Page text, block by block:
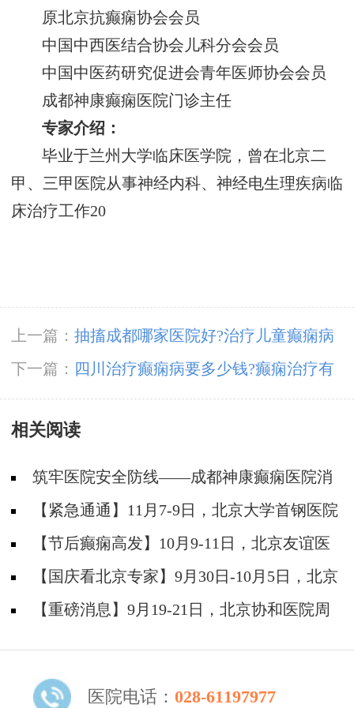
原北京抗癫痫协会会员
中国中西医结合协会儿科分会会员
中国中医药研究促进会青年医师协会会员
成都神康癫痫医院门诊主任
专家介绍：
毕业于兰州大学临床医学院，曾在北京二
甲、三甲医院从事神经内科、神经电生理疾病临
床治疗工作20
上一篇： 抽搐成都哪家医院好?治疗儿童癫痫病
的哪些药物好?
下一篇： 四川治疗癫痫病要多少钱?癫痫治疗有
哪些常识?
相关阅读
筑牢医院安全防线——成都神康癫痫医院消
防安全培训纪实
【紧急通通】11月7-9日，北京大学首钢医院
神经内科胡颖教授亲临成都会诊，破解癫痫疑难
【节后癫痫高发】10月9-11日，北京友谊医
院陈葵博士免费会诊+治疗援助，破解癫痫难
题！
【国庆看北京专家】9月30日-10月5日，北京
天坛&首钢医院两大专家蓉城亲诊+癫痫大额救
【重磅消息】9月19-21日，北京协和医院周
医院电话： 028-61197977